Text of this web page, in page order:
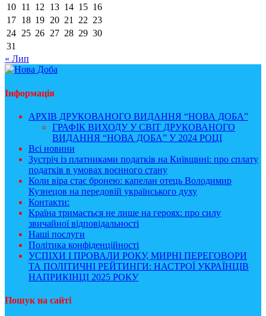
10 11 12 13 14 15 16
17 18 19 20 21 22 23
24 25 26 27 28 29 30
31
« Лип
Інформація
АРХІВ ДРУКОВАНОГО ВИДАННЯ “НОВА ДОБА”
ГРАФІК ВИХОДУ У СВІТ ДРУКОВАНОГО
ВИДАННЯ “НОВА ДОБА” У 2024 РОЦІ
Всі новини
Зустріч із платниками податків на Київщині: про сплату
податків в умовах воєнного стану
Коли віра стає бронею: капелан отець Володимир
Кузнецов на передовій українського духу
Контакти:
Країна тримається не лише на героях: про силу
звичайної відповідальності
Наші послуги
Політика конфіденційності
УСПІХИ І ПРОВАЛИ РОКУ, МИРНІ ПЕРЕГОВОРИ
ТА ПОЛІТИЧНІ РЕЙТИНГИ: НАСТРОЇ УКРАЇНЦІВ
НАПРИКІНЦІ 2025 РОКУ
Пошук на сайті